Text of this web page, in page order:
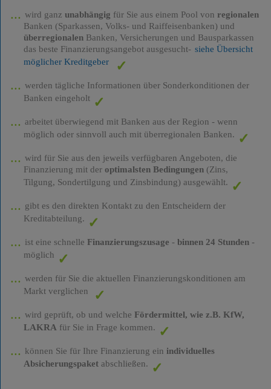
wird ganz unabhängig für Sie aus einem Pool von regionalen
Banken (Sparkassen, Volks- und Raiffeisenbanken) und
überregionalenBanken, Versicherungen und Bausparkassen
das beste Finanzierungsangebot ausgesucht- siehe Übersicht
möglicher Kreditgeber
werden tägliche Informationen über Sonderkonditionen der
Banken eingeholt
arbeitet überwiegend mit Banken aus der Region - wenn
möglich oder sinnvoll auch mit überregionalen Banken.
wird für Sie aus den jeweils verfügbaren Angeboten, die
Finanzierung mit der optimalsten Bedingungen(Zins,
Tilgung, Sondertilgung und Zinsbindung) ausgewählt.
gibt es den direkten Kontakt zu den Entscheidern der
Kreditabteilung.
ist eine schnelle Finanzierungszusage - binnen 24 Stunden-
möglich
werden für Sie die aktuellen Finanzierungskonditionen am
Markt verglichen
wird geprüft, ob und welche Fördermittel, wie z.B. KfW,
LAKRA für Sie in Frage kommen.
können Sie für Ihre Finanzierung ein individuelles
Absicherungspaketabschließen.